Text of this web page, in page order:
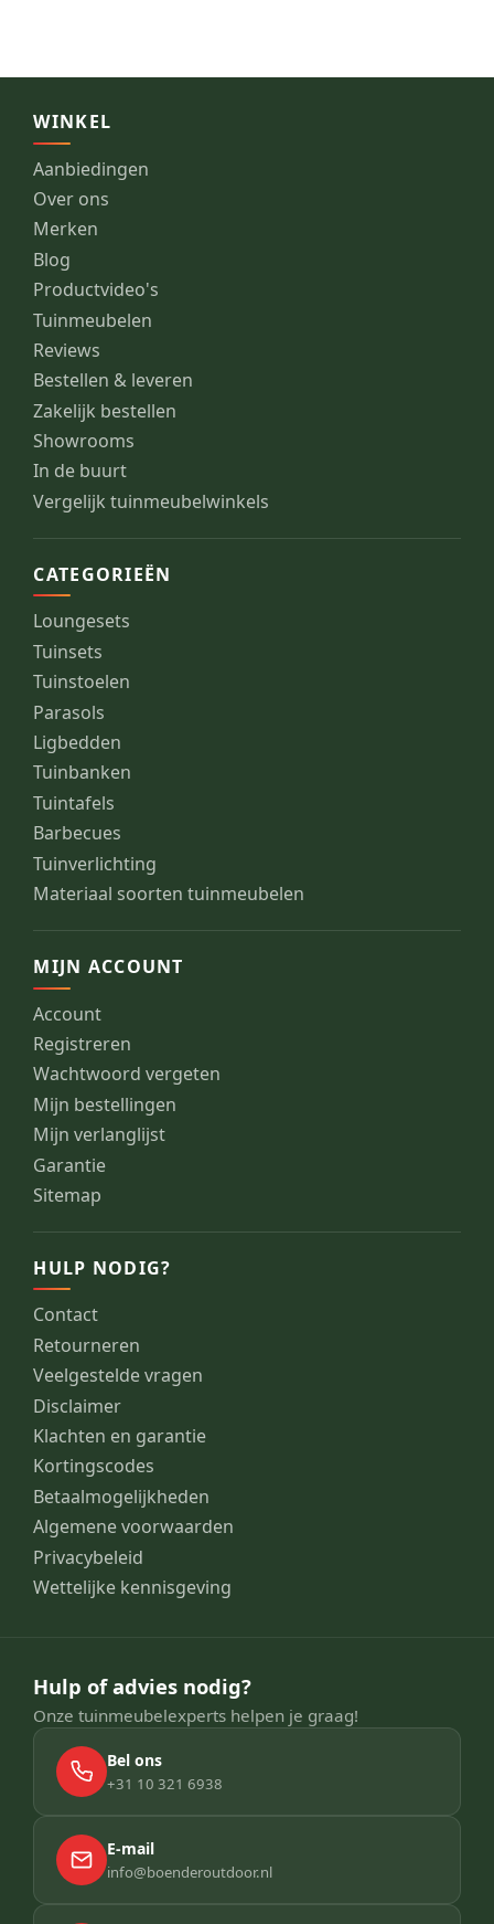
WINKEL
Aanbiedingen
Over ons
Merken
Blog
Productvideo's
Tuinmeubelen
Reviews
Bestellen & leveren
Zakelijk bestellen
Showrooms
In de buurt
Vergelijk tuinmeubelwinkels
CATEGORIEËN
Loungesets
Tuinsets
Tuinstoelen
Parasols
Ligbedden
Tuinbanken
Tuintafels
Barbecues
Tuinverlichting
Materiaal soorten tuinmeubelen
MIJN ACCOUNT
Account
Registreren
Wachtwoord vergeten
Mijn bestellingen
Mijn verlanglijst
Garantie
Sitemap
HULP NODIG?
Contact
Retourneren
Veelgestelde vragen
Disclaimer
Klachten en garantie
Kortingscodes
Betaalmogelijkheden
Algemene voorwaarden
Privacybeleid
Wettelijke kennisgeving
Hulp of advies nodig?
Onze tuinmeubelexperts helpen je graag!
Bel ons
+31 10 321 6938
E-mail
info@boenderoutdoor.nl